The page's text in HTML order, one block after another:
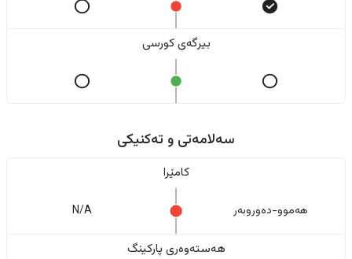
بیرگەی کورسی
سەلامەتی و تەکنیکی
کامێرا
هەموو-دەوروبەر N/A
هەستەوەری پارکینگ